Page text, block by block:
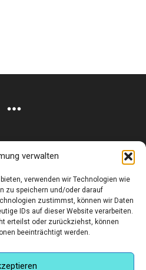
verwalten
verwenden wir Technologien wie
zu speichern und/oder darauf
zustimmst, können wir Daten
IDs auf dieser Website verarbeiten.
erteilst oder zurückziehst, können
beeinträchtigt werden.
Germany
–19.30 UHR · SA. 11.00 –18.00
AGB
Hilfe & Kontakt
eine Unterkunft in München